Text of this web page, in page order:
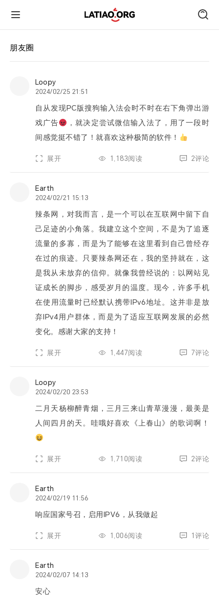
首页
跑遍中国
朋友圈
Loopy
2024/02/25 21:51
自从发现PC版搜狗输入法会时不时在右下角弹出游
戏广告
，就决定尝试微信输入法了，用了一段时
间感觉挺不错了！就喜欢这种极简的软件！
展开 1,183阅读 2评论
Earth
2024/02/21 15:13
辣条网，对我而言，是一个可以在互联网中留下自
己足迹的小角落。我建立这个空间，不是为了追逐
流量的多寡，而是为了能够在这里看到自己曾经存
在过的痕迹。只要辣条网还在，我的坚持就在，这
是我从未放弃的信仰。就像我曾经说的：以网站见
证成长的脚步，感受岁月的温度。现今，许多手机
在使用流量时已经默认携带IPv6地址。这并非是放
弃IPv4用户群体，而是为了适应互联网发展的必然
变化。感谢大家的支持！
展开 1,447阅读 7评论
Loopy
2024/02/20 23:53
二月天杨柳醉青烟，三月三来山青草漫漫，最美是
人间四月的天。哇哦好喜欢《上春山》的歌词啊！
展开 1,710阅读 2评论
Earth
2024/02/19 11:56
响应国家号召，启用IPV6，从我做起
展开 1,006阅读 1评论
Earth
2024/02/07 14:13
安心